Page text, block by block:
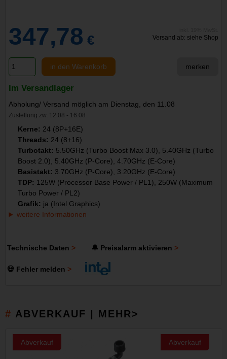
347,78 € Versand ab: siehe Shop
in den Warenkorb merken
Im Versandlager
Abholung/ Versand möglich am Dienstag, den 11.08
Zustellung zw. 12.08 - 16.08
Kerne: 24 (8P+16E)
Threads: 24 (8+16)
Turbotakt: 5.50GHz (Turbo Boost Max 3.0), 5.40GHz (Turbo
Boost 2.0), 5.40GHz (P-Core), 4.70GHz (E-Core)
Basistakt: 3.70GHz (P-Core), 3.20GHz (E-Core)
TDP: 125W (Processor Base Power / PL1), 250W (Maximum
Turbo Power / PL2)
Grafik: ja (Intel Graphics)
weitere Informationen
Technische Daten 🔔 Preisalarm aktivieren
💀 Fehler melden
ABVERKAUF | MEHR>
Abverkauf Abverkauf